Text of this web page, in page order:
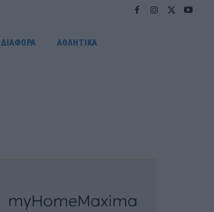
ΔΙΑΦΟΡΑ ΑΘΛΗΤΙΚΑ